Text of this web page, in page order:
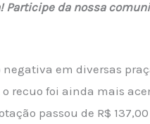
Participe da nossa
em diversas
recuo foi ainda mais
passou de R$